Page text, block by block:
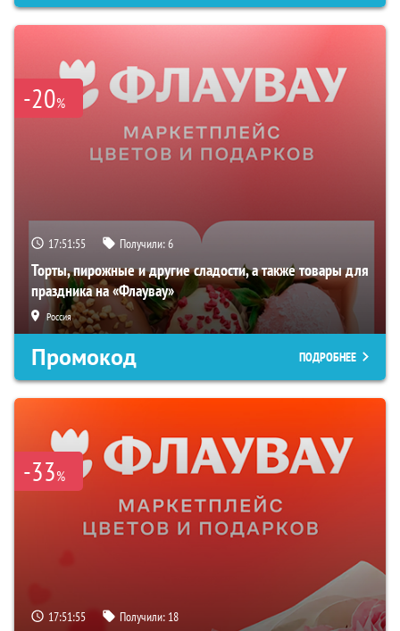
-20%
17:51:54 Получили:6
Торты, пирожные и другие сладости, а также товары для
праздника на «Флаувау»
Россия
Промокод ПОДРОБНЕЕ
-33%
17:51:54 Получили: 18